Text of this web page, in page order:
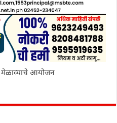
मेळाव्याचे आयोजन